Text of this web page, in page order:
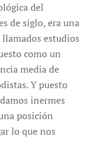
del
de siglo, era una
estudios
como un
media de
Y puesto
inermes
posición
lo que nos